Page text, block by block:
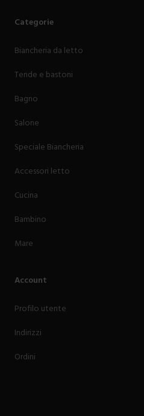
Categorie
Biancheria da letto
Tende e bastoni
Bagno
Salone
Speciale Biancheria
Accessori letto
Cucina
Bambino
Mare
Account
Profilo utente
Indirizzi
Ordini